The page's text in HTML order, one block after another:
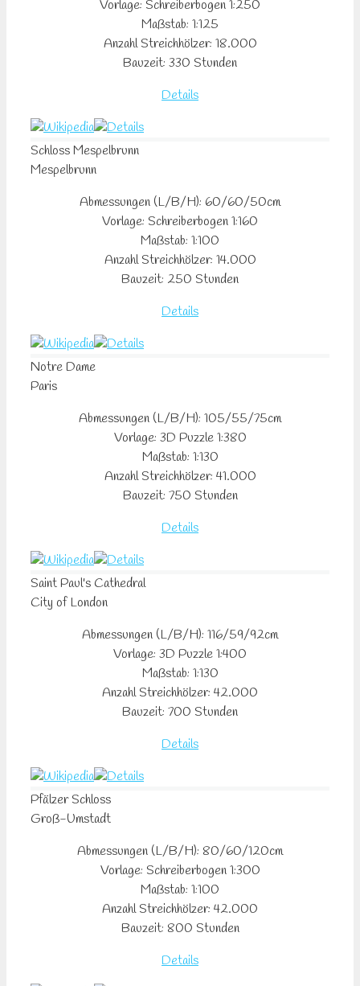
Vorlage: Schreiberbogen 1:250
Maßstab: 1:125
Anzahl Streichhölzer: 18.000
Bauzeit: 330 Stunden
Details
SchlossMespelbrunn
Mespelbrunn
Abmessungen (L/B/H): 60/60/50cm
Vorlage: Schreiberbogen 1:160
Maßstab: 1:100
Anzahl Streichhölzer: 14.000
Bauzeit: 250 Stunden
Details
NotreDame
Paris
Abmessungen (L/B/H): 105/55/75cm
Vorlage: 3D Puzzle 1:380
Maßstab: 1:130
Anzahl Streichhölzer: 41.000
Bauzeit: 750 Stunden
Details
Saint Paul's Cathedral
City of London
Abmessungen (L/B/H): 116/59/92cm
Vorlage: 3D Puzzle 1:400
Maßstab: 1:130
Anzahl Streichhölzer: 42.000
Bauzeit: 700 Stunden
Details
Pfälzer Schloss
Groß-Umstadt
Abmessungen (L/B/H): 80/60/120cm
Vorlage: Schreiberbogen 1:300
Maßstab: 1:100
Anzahl Streichhölzer: 42.000
Bauzeit: 800 Stunden
Details